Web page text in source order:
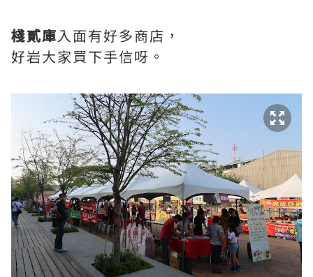
棧貳庫入面有好多商店，
好岩大家買下手信呀。